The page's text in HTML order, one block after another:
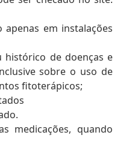
apenas em instalações
histórico de doenças e
sobre o uso de
fitoterápicos;
medicações, quando